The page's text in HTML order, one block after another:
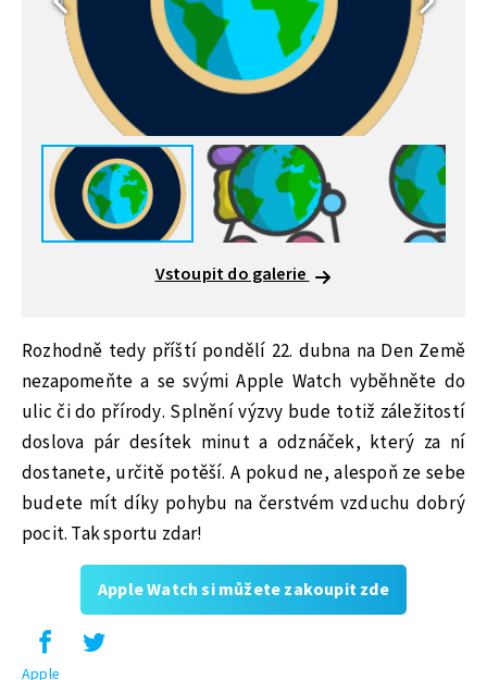
Vstoupit do galerie
Rozhodně tedy příští pondělí 22. dubna na Den Země
nezapomeňte a se svými Apple Watch vyběhněte do
ulic či do přírody. Splnění výzvy bude totiž záležitostí
doslova pár desítek minut a odznáček, který za ní
dostanete, určitě potěší. A pokud ne, alespoň ze sebe
budete mít díky pohybu na čerstvém vzduchu dobrý
pocit. Tak sportu zdar!
Apple Watch si můžete zakoupit zde
Apple